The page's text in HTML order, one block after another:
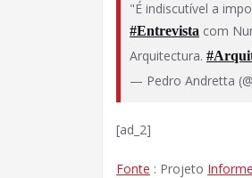
"É indiscutível a
#Entrevista com
Arquitectura.
— Pedro Andretta
[ad_2]
Fonte : Projeto